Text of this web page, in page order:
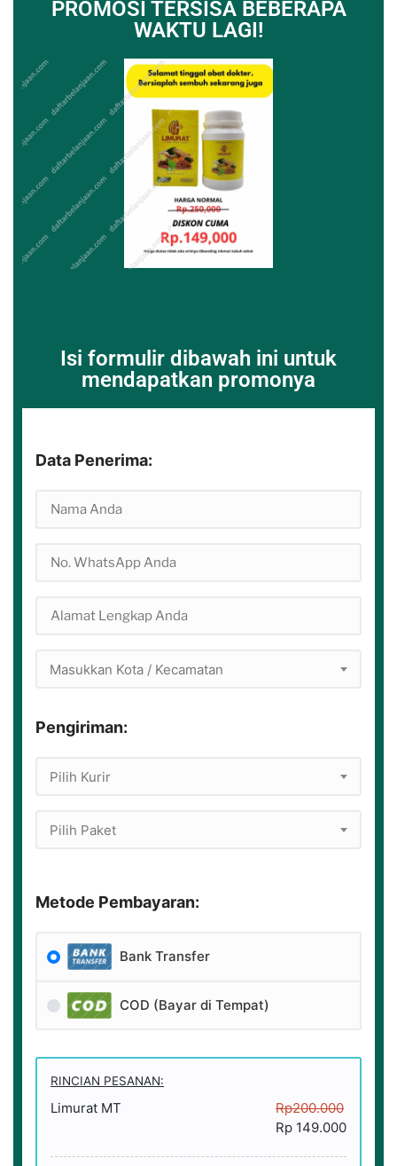
PROMOSI TERSISA BEBERAPA
WAKTU LAGI!
Isi formulir dibawah ini untuk
mendapatkan promonya
Data Penerima:
Masukkan Kota / Kecamatan
Pengiriman:
Pilih Kurir
Pilih Paket
Metode Pembayaran:
Bank Transfer
COD (Bayar di Tempat)
RINCIAN PESANAN:
Limurat MT
Rp200.000
Rp 149.000